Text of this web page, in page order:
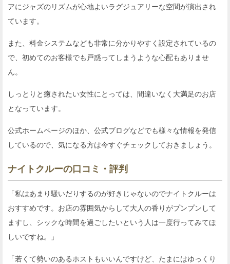
アにジャズのリズムが心地よいラグジュアリーな空間が演出され
ています。
また、料金システムなども非常に分かりやすく設定されているの
で、初めてのお客様でも戸惑ってしまうような心配もありませ
ん。
しっとりと癒されたい女性にとっては、間違いなく大満足のお店
となっています。
公式ホームページのほか、公式ブログなどでも様々な情報を発信
しているので、気になる方は今すぐチェックしておきましょう。
ナイトクルーの口コミ・評判
「私はあまり騒いだりするのが好きじゃないのでナイトクルーは
おすすめです。お店の雰囲気からして大人の香りがプンプンして
ますし、シックな時間を過ごしたいという人は一度行ってみてほ
しいですね。」
「若くて勢いのあるホストもいいんですけど、たまにはゆっくり